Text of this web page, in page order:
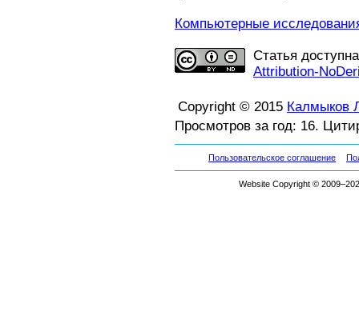
Компьютерные
Статья
Attribution-
Copyright © 2015 Калмыков
Просмотров за год: 16.
Пользовательское соглашение
Website Copyright ©